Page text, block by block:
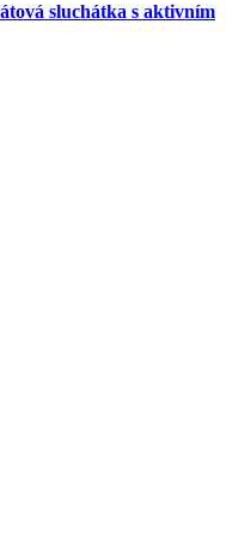
sluchátka s aktivním